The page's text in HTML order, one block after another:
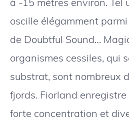
oscille élégamment
de Doubtful Sound…
organismes cessiles, qui
substrat, sont nombreux
fjords. Fiorland enregistre
forte concentration et